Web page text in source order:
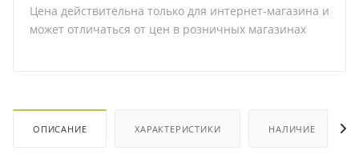
Цена действительна только для интернет-магазина и
может отличаться от цен в розничных магазинах
ОПИСАНИЕ ХАРАКТЕРИСТИКИ НАЛИЧИЕ